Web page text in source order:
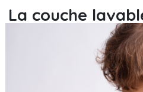
La couche